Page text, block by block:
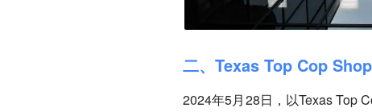
二、Texas Top Cop
2024年5月28日，以Texas Top